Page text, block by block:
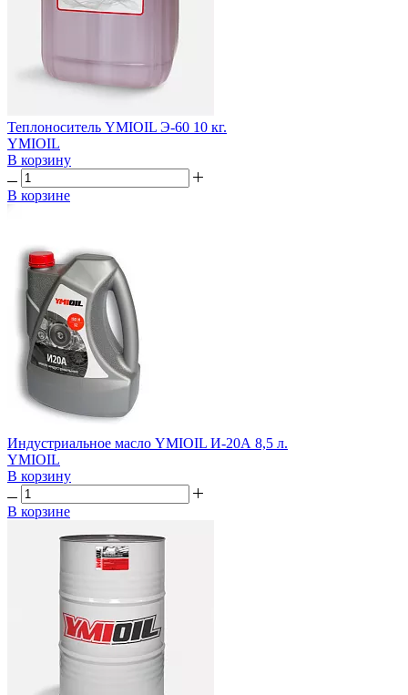
Теплоноситель YMIOIL Э-60 10 кг.
YMIOIL
В корзину
В корзине
Индустриальное масло YMIOIL И-20А 8,5 л.
YMIOIL
В корзину
В корзине